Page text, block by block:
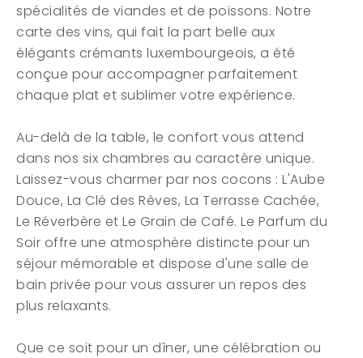
spécialités de viandes et de poissons. Notre
carte des vins, qui fait la part belle aux
élégants crémants luxembourgeois, a été
conçue pour accompagner parfaitement
chaque plat et sublimer votre expérience.
Au-delà de la table, le confort vous attend
dans nos six chambres au caractère unique.
Laissez-vous charmer par nos cocons : L'Aube
Douce, La Clé des Rêves, La Terrasse Cachée,
Le Réverbère et Le Grain de Café. Le Parfum du
Soir offre une atmosphère distincte pour un
séjour mémorable et dispose d'une salle de
bain privée pour vous assurer un repos des
plus relaxants.
Que ce soit pour un dîner, une célébration ou